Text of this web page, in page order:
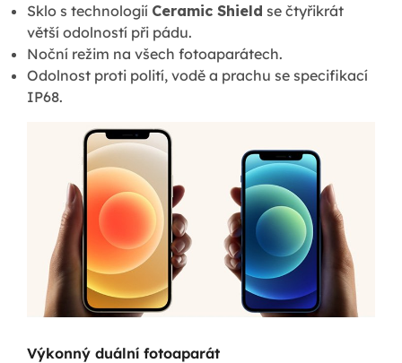
Sklo s technologií Ceramic Shield se čtyřikrát
větší odolností při pádu.
Noční režim na všech fotoaparátech.
Odolnost proti polití, vodě a prachu se specifikací
IP68.
Výkonný duální fotoaparát